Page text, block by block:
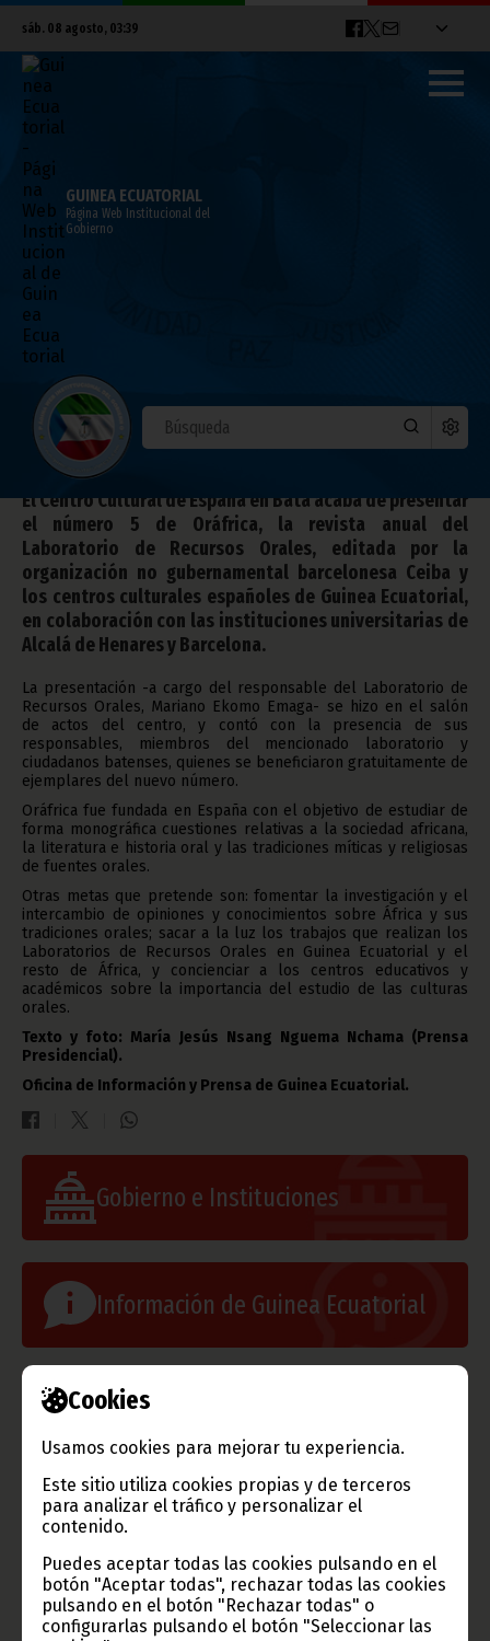
Cookies
Usamos cookies para mejorar tu experiencia.
Este sitio utiliza cookies propias y de terceros
para analizar el tráfico y personalizar el
contenido.
Puedes aceptar todas las cookies pulsando en el
botón "Aceptar todas", rechazar todas las cookies
pulsando en el botón "Rechazar todas" o
configurarlas pulsando el botón "Seleccionar las
sáb. 08 agosto, 03:39
GUINEA ECUATORIAL
Página Web Institucional del
Gobierno
Presentación en Bata de la revista
Oráfrica
febrero 21, 2012
Noticias Cultura
El Centro Cultural de España en Bata acaba de presentar
el número 5 de Oráfrica, la revista anual del
Laboratorio de Recursos Orales, editada por la
organización no gubernamental barcelonesa Ceiba y
los centros culturales españoles de Guinea Ecuatorial,
en colaboración con las instituciones universitarias de
Alcalá de Henares y Barcelona.
La presentación -a cargo del responsable del Laboratorio de
Recursos Orales, Mariano Ekomo Emaga- se hizo en el salón
de actos del centro, y contó con la presencia de sus
responsables, miembros del mencionado laboratorio y
ciudadanos batenses, quienes se beneficiaron gratuitamente de
ejemplares del nuevo número.
Oráfrica fue fundada en España con el objetivo de estudiar de
forma monográfica cuestiones relativas a la sociedad africana,
la literatura e historia oral y las tradiciones míticas y religiosas
de fuentes orales.
Otras metas que pretende son: fomentar la investigación y el
intercambio de opiniones y conocimientos sobre África y sus
tradiciones orales; sacar a la luz los trabajos que realizan los
Laboratorios de Recursos Orales en Guinea Ecuatorial y el
resto de África, y concienciar a los centros educativos y
académicos sobre la importancia del estudio de las culturas
orales.
Texto y foto: María Jesús Nsang Nguema Nchama (Prensa
Presidencial).
Oficina de Información y Prensa de Guinea Ecuatorial.
Gobierno e Instituciones
Información de Guinea Ecuatorial
TVGE
Radio Nacional de Guinea
Ecuatorial
Haz click aquí para escuchar ahora
CATEGORÍAS